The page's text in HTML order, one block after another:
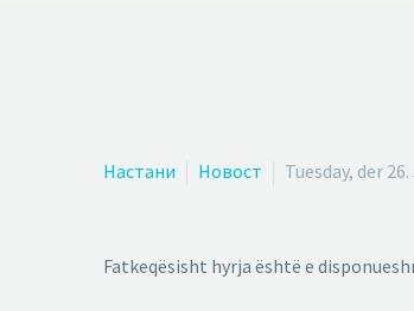
Настани Новост Tuesday, der
Fatkeqësisht hyrja është e